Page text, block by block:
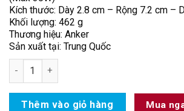
Kích thước: Dày 2.8 cm – Rộng 7.2 cm –
Khối lượng: 462 g
Thương hiệu: Anker
Sản xuất tại: Trung Quốc
Thêm vào giỏ hàng Mua